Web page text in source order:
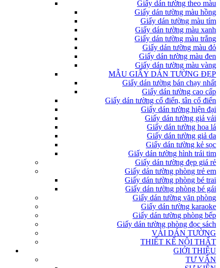
Giấy dán tường theo màu
Giấy dán tường màu hồng
Giấy dán tường màu tím
Giấy dán tường màu xanh
Giấy dán tường màu trắng
Giấy dán tường màu đỏ
Giấy dán tường màu đen
Giấy dán tường màu vàng
MẪU GIẤY DÁN TƯỜNG ĐẸP
Giấy dán tường bán chạy nhất
Giấy dán tường cao cấp
Giấy dán tường cổ điển, tân cổ điển
Giấy dán tường hiện đại
Giấy dán tường giả vải
Giấy dán tường hoa lá
Giấy dán tường giả da
Giấy dán tường kẻ sọc
Giấy dán tường hình trái tim
Giấy dán tường đẹp giá rẻ
Giấy dán tường phòng trẻ em
Giấy dán tường phòng bé trai
Giấy dán tường phòng bé gái
Giấy dán tường văn phòng
Giấy dán tường karaoke
Giấy dán tường phòng bếp
Giấy dán tường phòng đọc sách
VẢI DÁN TƯỜNG
THIẾT KẾ NỘI THẤT
GIỚI THIỆU
TƯ VẤN